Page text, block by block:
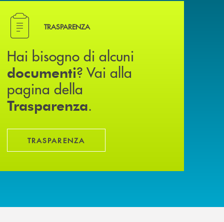
Hai bisogno di alcuni documenti ? Vai alla pagina della
TRASPARENZA
Hai bisogno di alcuni
documenti? Vai alla
pagina della
Trasparenza.
TRASPARENZA